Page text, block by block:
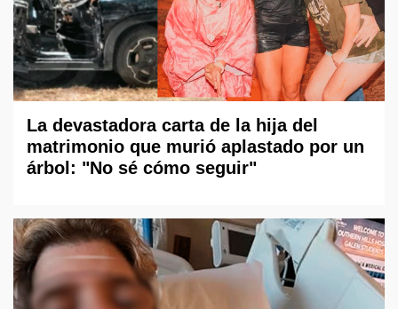
La devastadora carta de la hija del
matrimonio que murió aplastado por un
árbol: "No sé cómo seguir"